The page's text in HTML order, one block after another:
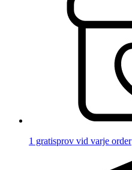
1 gratisprov vid varje order